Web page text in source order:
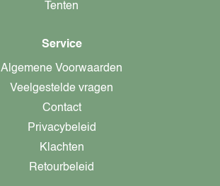
Tenten
Service
Algemene Voorwaarden
Veelgestelde vragen
Contact
Privacybeleid
Klachten
Retourbeleid